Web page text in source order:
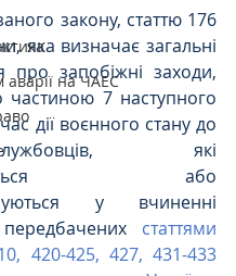
аварії на ЧАЕС
закону, статтю 176
яка визначає загальні
про запобіжні заходи,
частиною 7 наступного
дії воєнного стану до
які
або
у вчиненні
статтями
420-425, 427, 431-433